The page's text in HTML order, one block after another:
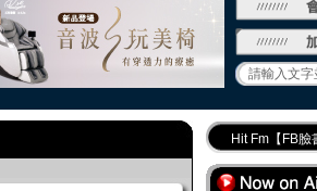
Hit Fm【FB臉
最專業《DJ推